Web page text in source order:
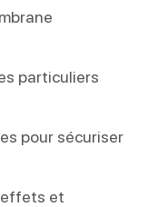
particuliers
pour sécuriser
effets et